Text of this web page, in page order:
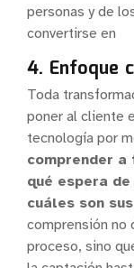
personas y de
convertirse en
4. Enfoque
Toda
poner al cliente
tecnología por
comprender a
qué espera
cuáles son
comprensión no
proceso, sino